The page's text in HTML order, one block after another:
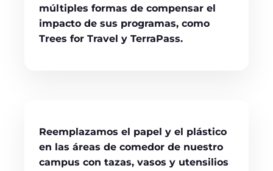
múltiples formas de compensar el
impacto de sus programas, como
Trees for Travel y TerraPass.
Reemplazamos el papel y el plástico
en las áreas de comedor de nuestro
campus con tazas, vasos y utensilios